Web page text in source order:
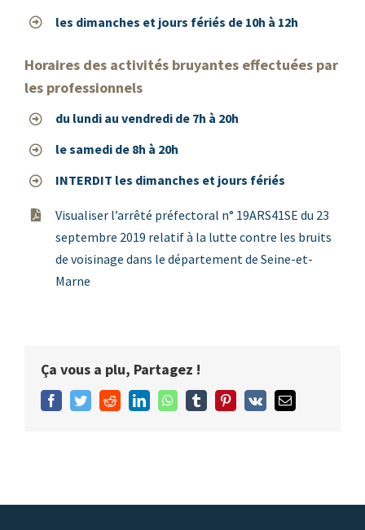
les dimanches et jours fériés de 10h à 12h
Horaires des activités bruyantes effectuées par
les professionnels
du lundi au vendredi de 7h à 20h
le samedi de 8h à 20h
INTERDIT les dimanches et jours fériés
Visualiser l’arrêté préfectoral n° 19ARS41SE du 23
septembre 2019 relatif à la lutte contre les bruits
de voisinage dans le département de Seine-et-
Marne
Ça vous a plu, Partagez !
Facebook
TwitterRedditLinkedInWhatsApp
Tumblr Pinterest
Vk Email